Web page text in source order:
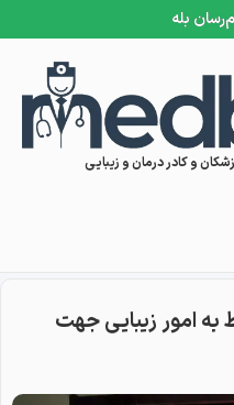
بله
و کادر درمان و زیبایی
امور زیبایی جهت